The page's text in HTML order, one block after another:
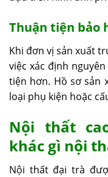
Thuận tiện bảo
Khi đơn vị sản xuất
việc xác định
tiện hơn. Hồ sơ sản
loại phụ kiện hoặc
Nội thất
khác gì nội
Nội thất đại trà